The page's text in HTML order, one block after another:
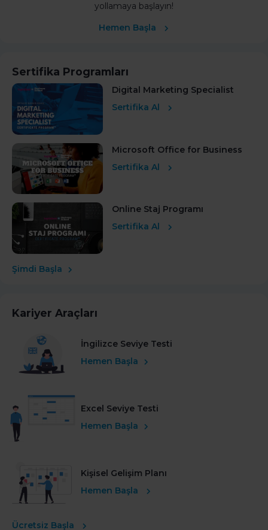
yollamaya başlayın!
Hemen Başla
Sertifika Programları
Digital Marketing Specialist
Sertifika Al
Microsoft Office for Business
Sertifika Al
Online Staj Programı
Sertifika Al
Şimdi Başla
Kariyer Araçları
İngilizce Seviye Testi
Hemen Başla
Excel Seviye Testi
Hemen Başla
Kişisel Gelişim Planı
Hemen Başla
Ücretsiz Başla